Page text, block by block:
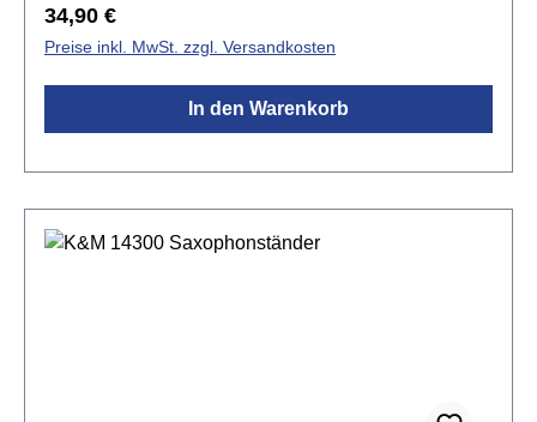
Tenor Saxophon geeignetGewebeband 50mm
breitläuft über beide SchulternKarabinerhaken aus
KunststoffglasfaserverstärktEinstellung der Länge ist
möglichMade in GermanyGröße: XS
Regulärer Preis:
34,90 €
Preise inkl. MwSt. zzgl. Versandkosten
In den Warenkorb